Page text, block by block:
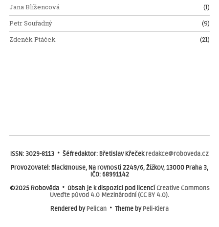
Jana Blížencová
(1)
Petr Souřadný
(9)
Zdeněk Ptáček
(21)
ISSN: 3029-8113 • Šéfredaktor: Břetislav Křečekredakce@roboveda.cz
Provozovatel: Blackmouse, Na rovnosti 2249/6, Žižkov, 13000 Praha 3,
IČO: 68991142
©2025 Robověda • Obsah je k dispozici pod licencí Creative Commons
Uveďte původ 4.0 Mezinárodní (CC BY 4.0).
Rendered byPelican • Theme byPeli-Kiera